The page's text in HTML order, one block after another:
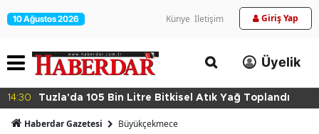
10 Ağustos 2026 Künye İletişim Giriş Yap
Üyelik
14:30 Tuzla'da 105 Bin Litre Bitkisel Atık Yağ Toplandı
Haberdar Gazetesi Büyükçekmece